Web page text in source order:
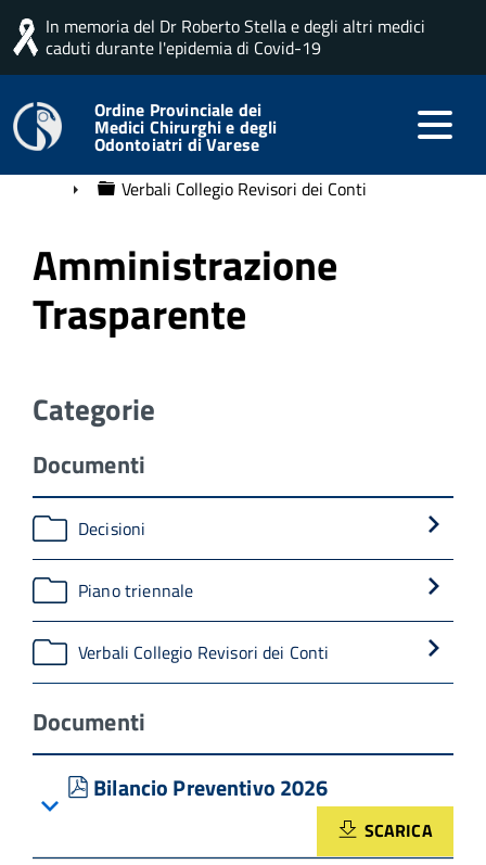
In memoria del Dr Roberto Stella e degli altri medici
caduti durante l'epidemia di Covid-19
Ordine Provinciale dei
Medici Chirurghi e degli
Odontoiatri di Varese
Home Docman categorie
▼
Amministrazione Trasparente
Decisioni
Piano triennale
Verbali Collegio Revisori dei Conti
Amministrazione
Trasparente
Categorie
Documenti
Decisioni
Piano triennale
Verbali Collegio Revisori dei Conti
Documenti
pdf
Bilancio Preventivo 2026
SCARICA